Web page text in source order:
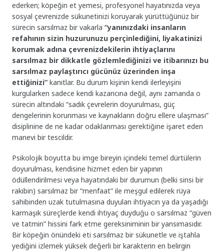
ederken; köpeğin et yemesi, profesyonel hayatınızda veya
sosyal çevrenizde sükunetinizi koruyarak yürüttüğünüz bir
sürecin sarsılmaz bir vakarla“yanınızdaki insanların
refahının sizin huzurunuzu perçinlediğini, liyakatinizi
korumak adına çevrenizdekilerin ihtiyaçlarını
sarsılmaz bir dikkatle gözlemlediğinizi ve itibarınızı bu
sarsılmaz paylaştırıcı gücünüz üzerinden inşa
ettiğinizi” kanıtlar. Bu durum kişinin kendi ilerleyişini
kurgularken sadece kendi kazancına değil, aynı zamanda o
sürecin altındaki “sadık çevrelerin doyurulması, güç
dengelerinin korunması ve kaynakların doğru ellere ulaşması”
disiplinine de ne kadar odaklanması gerektiğine işaret eden
manevi bir tescildir.
Psikolojik boyutta bu imge bireyin içindeki temel dürtülerin
doyurulması, kendisine hizmet eden bir yapının
ödüllendirilmesi veya hayatındaki bir durumun (belki sinsi bir
rakibin) sarsılmaz bir “menfaat” ile meşgul edilerek rüya
sahibinden uzak tutulmasına duyulan ihtiyacın ya da yaşadığı
karmaşık süreçlerde kendi ihtiyaç duyduğu o sarsılmaz “güven
ve tatmin” hissini fark etme gereksiniminin bir yansımasıdır.
Bir köpeğin önündeki eti sarsılmaz bir sükunetle ve iştahla
yediğini izlemek yüksek değerli bir karakterin en belirgin